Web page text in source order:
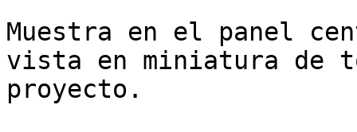
Muestra en el panel
vista en miniatura de
proyecto.